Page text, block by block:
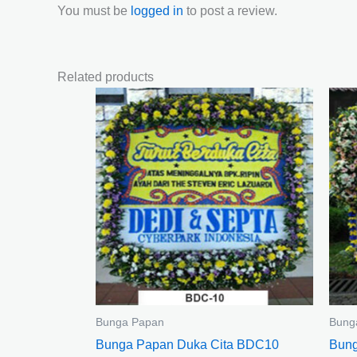
You must be logged in to post a review.
Related products
Bunga Papan
Bunga Papan Duka Cita BDC10